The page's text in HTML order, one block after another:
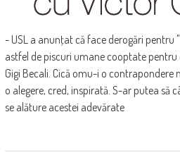
- USL a anunţat că face derogări pentru
astfel de piscuri umane cooptate
Gigi Becali. Cică omu-i o contrapondere
o alegere, cred, inspirată. S-ar putea să
se alăture acestei adevărate